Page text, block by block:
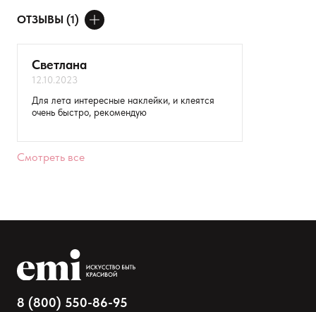
ОТЗЫВЫ (1)
Ваше имя
Товар
Расскажите о впечатлениях
Светлана
12.10.2023
Для лета интересные наклейки, и клеятся
очень быстро, рекомендую
Смотреть все
8 (800) 550-86-95